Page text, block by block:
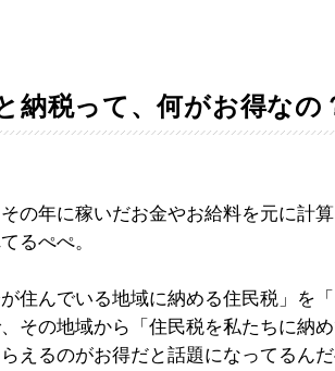
納税って、何がお得なの
の年に稼いだお金やお給料を元に計
るぺぺ。
住んでいる地域に納める住民税」を
その地域から「住民税を私たちに納
えるのがお得だと話題になってるんだ